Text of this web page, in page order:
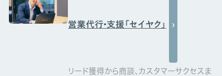
営業代行・支援「セイヤク」
リード獲得から商談、カスタマーサクセスま